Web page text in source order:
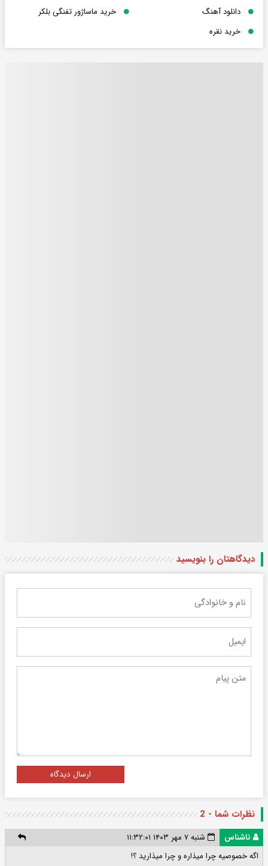
دانلود آهنگ
خرید ماساژور تفنگی بلکر
خرید نقره
دیدگاهتان را بنویسید
ارسال دیدگاه
نظرات شما - 2
ناشناس
شنبه ۷ مهر ۱۴۰۳ ۱۱:۳۲:۰۱
اگه خصوصیه چرا میذاره و چرا میذارید ؟!